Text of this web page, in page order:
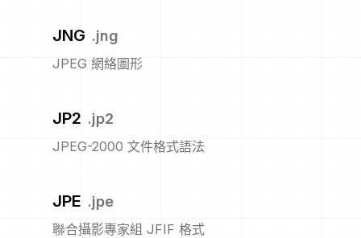
JNG .jng
JPEG 網絡圖形
JP2 .jp2
JPEG-2000 文件格式語法
JPE .jpe
聯合攝影專家組 JFIF 格式